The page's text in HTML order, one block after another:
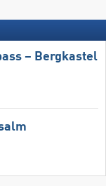
– Bergkastel